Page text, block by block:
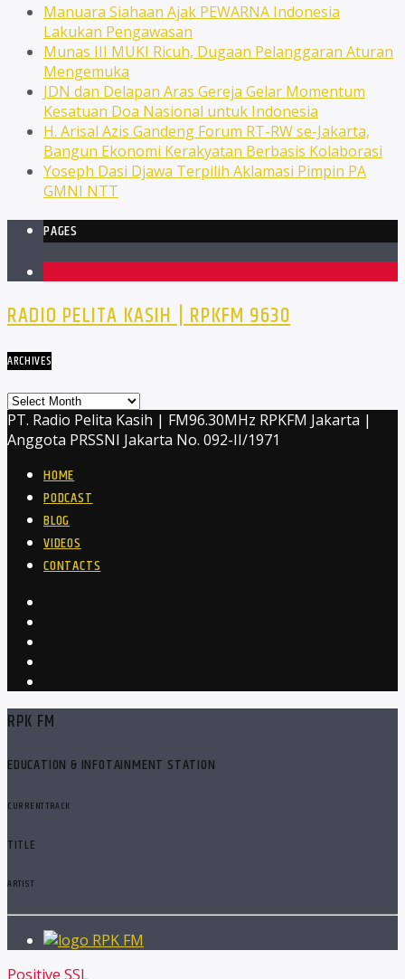
Manuara Siahaan Ajak PEWARNA Indonesia
Lakukan Pengawasan
Munas III MUKI Ricuh, Dugaan Pelanggaran Aturan
Mengemuka
JDN dan Delapan Aras Gereja Gelar Momentum
Kesatuan Doa Nasional untuk Indonesia
H. Arisal Azis Gandeng Forum RT-RW se-Jakarta,
Bangun Ekonomi Kerakyatan Berbasis Kolaborasi
Yoseph Dasi Djawa Terpilih Aklamasi Pimpin PA
GMNI NTT
PAGES
RADIO PELITA KASIH | RPKFM 9630
ARCHIVES
Archives
PT. Radio Pelita Kasih | FM96.30MHz RPKFM Jakarta |
Anggota PRSSNI Jakarta No. 092-II/1971
HOME
PODCAST
BLOG
VIDEOS
CONTACTS
RPK FM
EDUCATION & INFOTAINMENT STATION
CURRENT TRACK
TITLE
ARTIST
RPK FM
Positive SSL